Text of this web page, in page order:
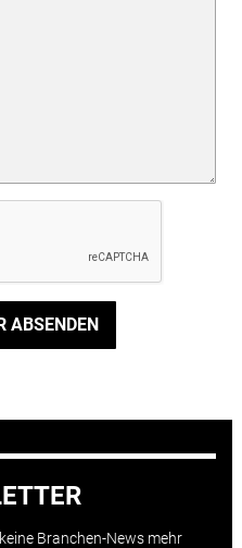
ABSENDEN
Branchen-News mehr